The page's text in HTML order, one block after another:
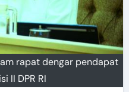
rapat dengar pendapat
II DPR RI